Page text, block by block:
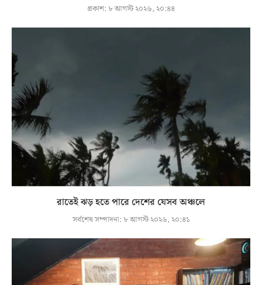
প্রকাশ: ৮ আগস্ট ২০২৬, ২০:৪৪
রাতেই ঝড় হতে পারে দেশের যেসব অঞ্চলে
সর্বশেষ সম্পাদনা: ৮ আগস্ট ২০২৬, ২০:৪১